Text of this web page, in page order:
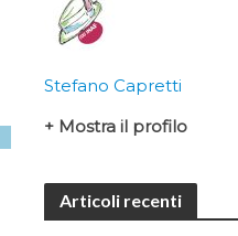
Stefano Capretti
+ Mostra il profilo
Articoli recenti